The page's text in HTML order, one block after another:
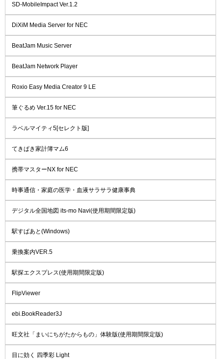
SD-MobileImpact Ver.1.2
DiXiM Media Server for NEC
BeatJam Music Server
BeatJam Network Player
Roxio Easy Media Creator 9 LE
筆ぐるめ Ver.15 for NEC
ラベルマイティ5[セレクト版]
てきぱき家計簿マム6
携帯マスターNX for NEC
時事通信・家庭の医学・血液サラサラ健康事典
デジタル全国地図 its-mo Navi(使用期間限定版)
駅すぱあと(Windows)
乗換案内VER.5
駅探エクスプレス(使用期間限定版)
FlipViewer
ebi.BookReader3J
旺文社「まいにちがたからもの」体験版(使用期間限定版)
目に効く 四季彩 Light